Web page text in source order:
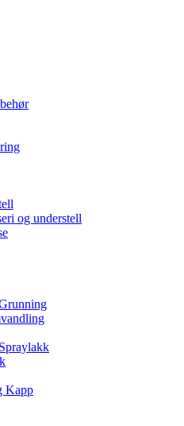
og understell
Spraylakk
Kapp